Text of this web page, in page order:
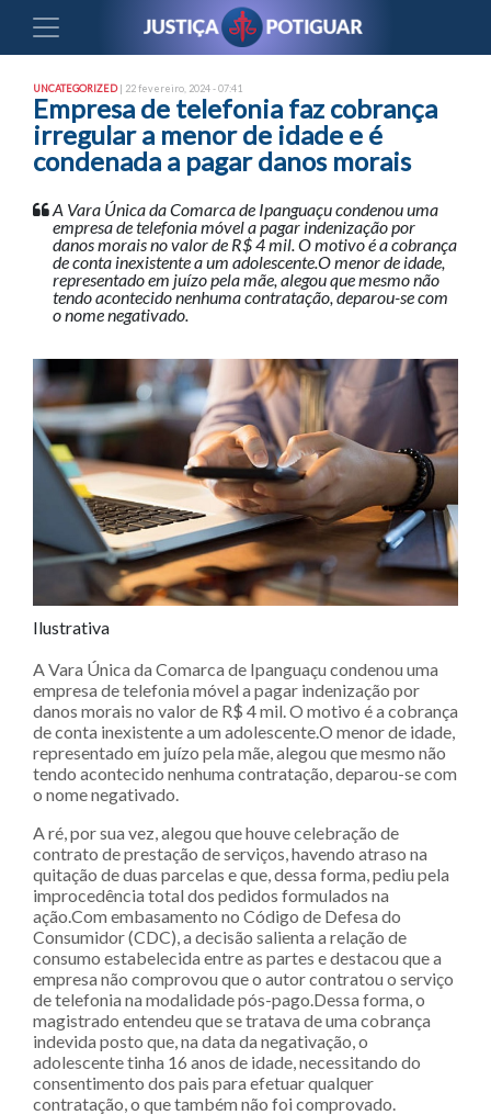
UNCATEGORIZED| 22 fevereiro, 2024 - 07:41
Empresa de telefonia faz cobrança
irregular a menor de idade e é
condenada a pagar danos morais
A Vara Única da Comarca de Ipanguaçu condenou uma
empresa de telefonia móvel a pagar indenização por
danos morais no valor de R$ 4 mil. O motivo é a cobrança
de conta inexistente a um adolescente.O menor de idade,
representado em juízo pela mãe, alegou que mesmo não
tendo acontecido nenhuma contratação, deparou-se com
o nome negativado.
Ilustrativa
A Vara Única da Comarca de Ipanguaçu condenou uma
empresa de telefonia móvel a pagar indenização por
danos morais no valor de R$ 4 mil. O motivo é a cobrança
de conta inexistente a um adolescente.O menor de idade,
representado em juízo pela mãe, alegou que mesmo não
tendo acontecido nenhuma contratação, deparou-se com
o nome negativado.
A ré, por sua vez, alegou que houve celebração de
contrato de prestação de serviços, havendo atraso na
quitação de duas parcelas e que, dessa forma, pediu pela
improcedência total dos pedidos formulados na
ação.Com embasamento no Código de Defesa do
Consumidor (CDC), a decisão salienta a relação de
consumo estabelecida entre as partes e destacou que a
empresa não comprovou que o autor contratou o serviço
de telefonia na modalidade pós-pago.Dessa forma, o
magistrado entendeu que se tratava de uma cobrança
indevida posto que, na data da negativação, o
adolescente tinha 16 anos de idade, necessitando do
consentimento dos pais para efetuar qualquer
contratação, o que também não foi comprovado.